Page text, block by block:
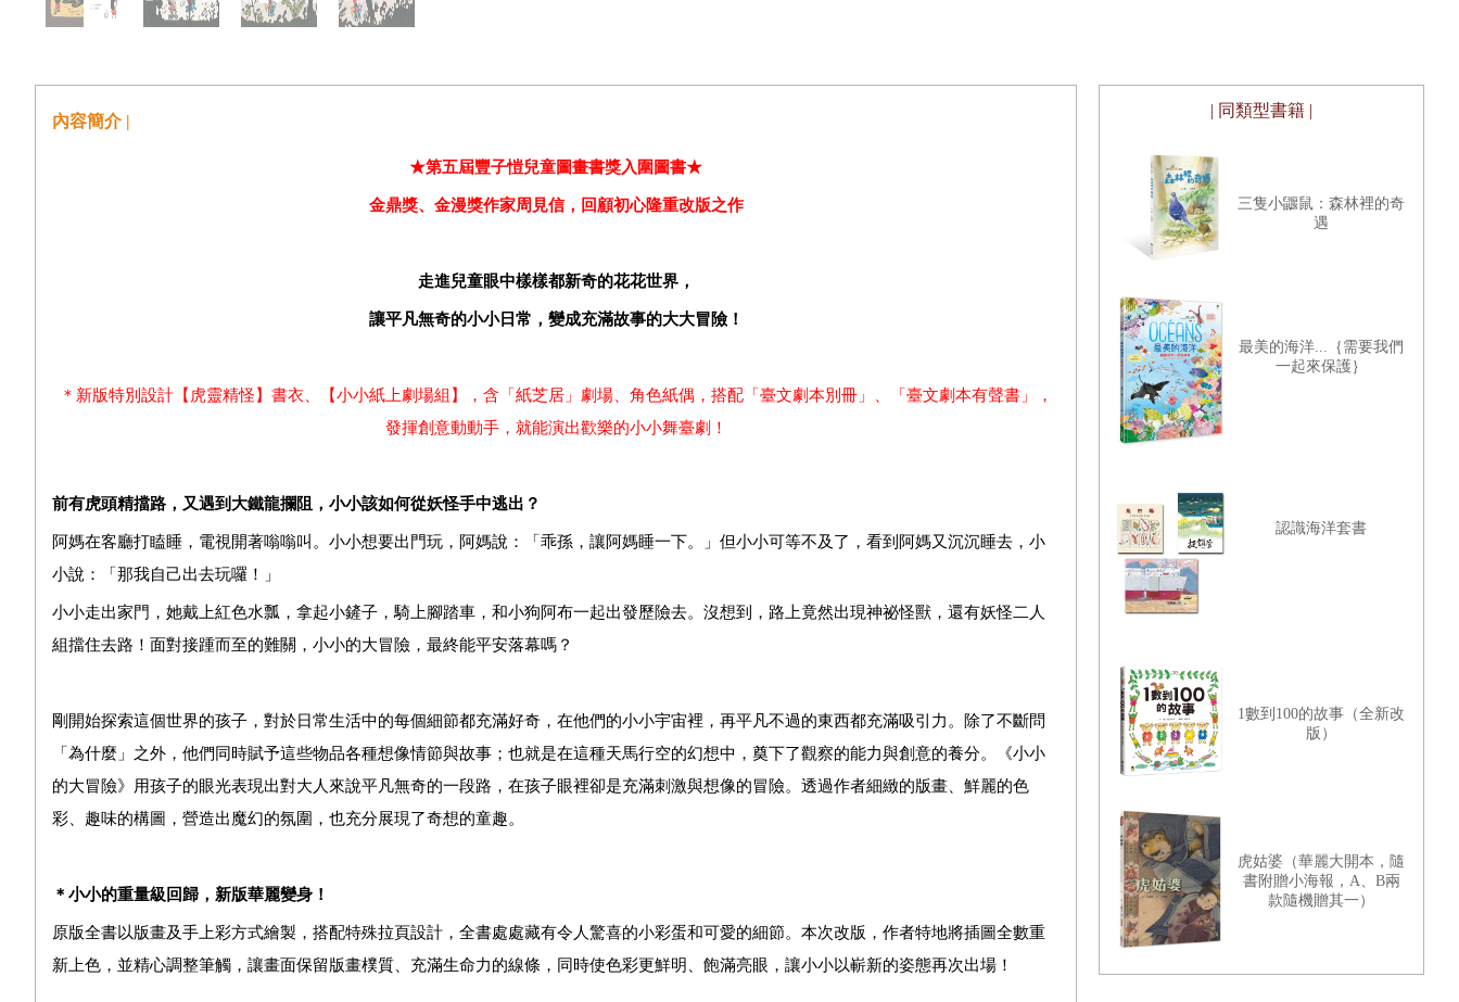
內容簡介 |
★第五屆豐子愷兒童圖畫書獎入圍圖書★
金鼎獎、金漫獎作家周見信，回顧初心隆重改版之作
走進兒童眼中樣樣都新奇的花花世界，
讓平凡無奇的小小日常，變成充滿故事的大大冒險！
＊新版特別設計【虎靈精怪】書衣、【小小紙上劇場組】，含「紙芝居」劇場、角色紙偶，搭配「臺文劇本別冊」、「臺文劇本有聲書」，
發揮創意動動手，就能演出歡樂的小小舞臺劇！
前有虎頭精擋路，又遇到大鐵龍攔阻，小小該如何從妖怪手中逃出？
阿媽在客廳打瞌睡，電視開著嗡嗡叫。小小想要出門玩，阿媽說： 「 乖孫，讓阿媽睡一下。
」但小小可等不及了，看到阿媽又沉沉睡去，小
小說：「那我自己出去玩囉！」
小小走出家門，她戴上紅色水瓢，拿起小鏟子，騎上腳踏車，和小狗阿布一起出發歷險去。沒想到，路上竟然出現神祕怪獸，還有妖怪二人
組擋住去路！面對接踵而至的難關，小小的大冒險，最終能平安落幕嗎？
剛開始探索這個世界的孩子，對於日常生活中的每個細節都充滿好奇，在他們的小小宇宙裡，再平凡不過的東西都充滿吸引力。除了不斷問
「為什麼」之外，他們同時賦予這些物品各種想像情節與故事；也就是在這種天馬行空的幻想中，奠下了觀察的能力與創意的養分。《小小
的大冒險》用孩子的眼光表現出對大人來說平凡無奇的一段路，在孩子眼裡卻是充滿刺激與想像的冒險。透過作者細緻的版畫、鮮麗的色
彩、趣味的構圖，營造出魔幻的氛圍，也充分展現了奇想的童趣。
＊小小的重量級回歸，新版華麗變身！
原版全書以版畫及手上彩方式繪製，搭配特殊拉頁設計，全書處處藏有令人驚喜的小彩蛋和可愛的細節。本次改版，作者特地將插圖全數重
新上色，並精心調整筆觸，讓畫面保留版畫樸質、充滿生命力的線條，同時使色彩更鮮明、飽滿亮眼，讓小小以嶄新的姿態再次出場！
| 同類型書籍 |
三隻小鼴鼠：森林裡的奇
遇
最美的海洋...｛需要我們
一起來保護｝
認識海洋套書
1數到100的故事（全新改
版）
虎姑婆（華麗大開本，隨
書附贈小海報，A、B兩
款隨機贈其一）